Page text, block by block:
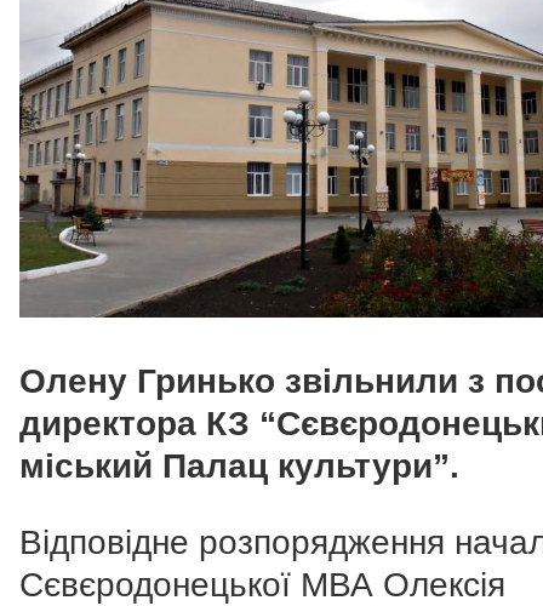
Олену Гринько звільнили з
директора КЗ
міський Палац культури”.
Відповідне розпорядження
Сєвєродонецької МВА Олексія